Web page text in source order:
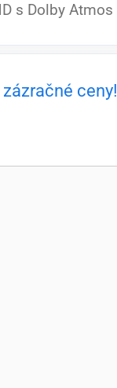
s Dolby Atmos
ceny!